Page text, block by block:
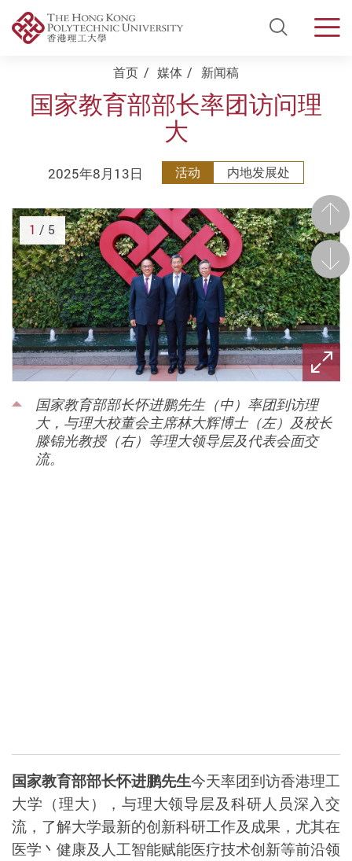
Open
Start main content首页 媒体 新闻稿
国家教育部部长率团访问理
大
2025年8月13日 活动 内地发展处
前
国家教育部部长怀进鹏先生（中）率团到访理
大，与理大校董会主席林大辉博士（左）及校长
滕锦光教授（右）等理大领导层及代表会面交
流。
后一
1 / 5
国家教育部部长怀进鹏先生今天率团到访香港理工
大学（理大），与理大领导层及科研人员深入交
流，了解大学最新的创新科研工作及成果，尤其在
医学丶健康及人工智能赋能医疗技术创新等前沿领